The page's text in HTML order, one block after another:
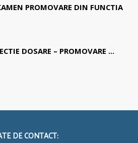
PROMOVARE DIN FUNCTIA
DOSARE – PROMOVARE ...
DE CONTACT: